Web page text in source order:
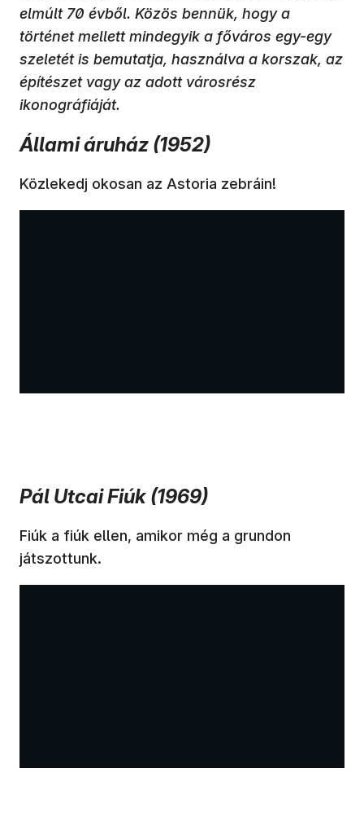
elmúlt 70 évből. Közös bennük, hogy a
történet mellett mindegyik a főváros egy-egy
szeletét is bemutatja, használva a korszak, az
építészet vagy az adott városrész
ikonográfiáját.
Állami áruház (1952)
Közlekedj okosan az Astoria zebráin!
Pál Utcai Fiúk (1969)
Fiúk a fiúk ellen, amikor még a grundon
játszottunk.